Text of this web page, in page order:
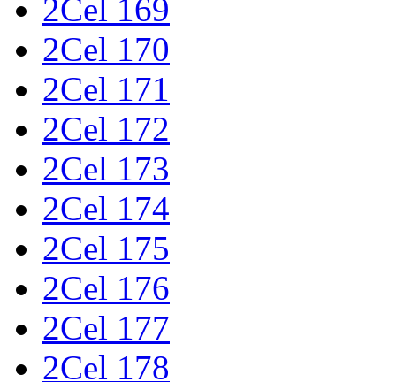
2Cel 169
2Cel 170
2Cel 171
2Cel 172
2Cel 173
2Cel 174
2Cel 175
2Cel 176
2Cel 177
2Cel 178